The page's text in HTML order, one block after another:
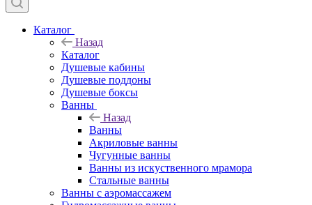
Каталог
Назад
Каталог
Душевые кабины
Душевые поддоны
Душевые боксы
Ванны
Назад
Ванны
Акриловые ванны
Чугунные ванны
Ванны из искуственного мрамора
Стальные ванны
Ванны с аэромассажем